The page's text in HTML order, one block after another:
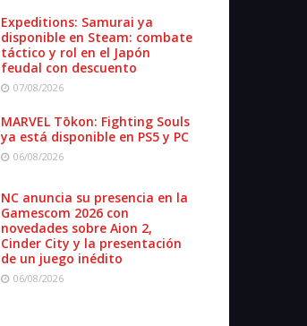
Expeditions: Samurai ya
disponible en Steam: combate
táctico y rol en el Japón
feudal con descuento
07/08/2026
MARVEL Tōkon: Fighting Souls
ya está disponible en PS5 y PC
06/08/2026
NC anuncia su presencia en la
Gamescom 2026 con
novedades sobre Aion 2,
Cinder City y la presentación
de un juego inédito
06/08/2026